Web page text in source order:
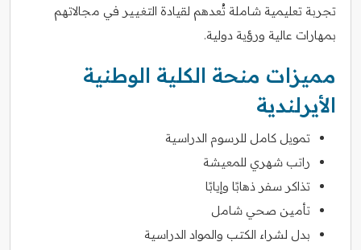
تجربة تعليمية شاملة تُعدهم لقيادة التغيير في مجالاتهم
بمهارات عالية ورؤية دولية.
مميزات منحة الكلية الوطنية
الأيرلندية
تمويل كامل للرسوم الدراسية
راتب شهري للمعيشة
تذاكر سفر ذهابًا وإيابًا
تأمين صحي شامل
بدل لشراء الكتب والمواد الدراسية